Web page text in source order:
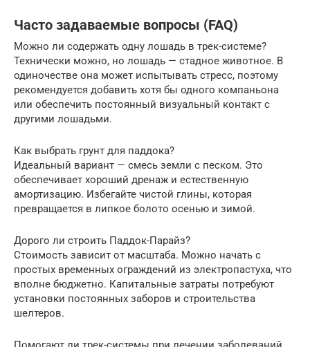
Часто задаваемые вопросы (FAQ)
Можно ли содержать одну лошадь в трек-системе?
Технически можно, но лошадь — стадное животное. В
одиночестве она может испытывать стресс, поэтому
рекомендуется добавить хотя бы одного компаньона
или обеспечить постоянный визуальный контакт с
другими лошадьми.
Как выбрать грунт для паддока?
Идеальный вариант — смесь земли с песком. Это
обеспечивает хороший дренаж и естественную
амортизацию. Избегайте чистой глины, которая
превращается в липкое болото осенью и зимой.
Дорого ли строить Паддок-Парайз?
Стоимость зависит от масштаба. Можно начать с
простых временных ограждений из электропастуха, что
вполне бюджетно. Капитальные затраты потребуют
установки постоянных заборов и строительства
шелтеров.